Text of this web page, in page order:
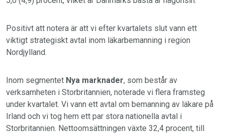
Positivt att notera är att vi efter kvartalets slut vann ett
viktigt strategiskt avtal inom läkarbemanning i region
Nordjylland.
Inom segmentet Nya marknader, som består av
verksamheten i Storbritannien, noterade vi flera framsteg
under kvartalet. Vi vann ett avtal om bemanning av läkare på
Irland och vi tog hem ett par stora nationella avtal i
Storbritannien. Nettoomsättningen växte 32,4 procent, till